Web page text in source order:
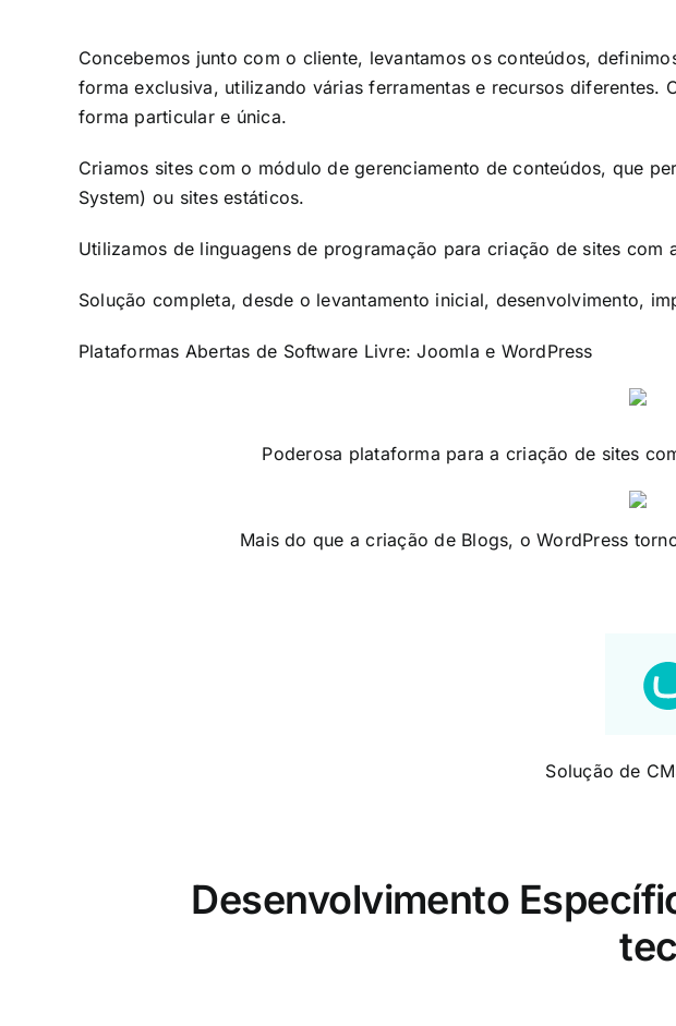
Concebemos junto com o cliente, levantamos os conteúdos,
forma exclusiva, utilizando várias ferramentas e recursos diferentes.
forma particular e única.
Criamos sites com o módulo de gerenciamento de conteúdos, que
System) ou sites estáticos.
Utilizamos de linguagens de programação para criação de sites
Solução completa, desde o levantamento inicial, desenvolvimento,
Plataformas Abertas de Software Livre: Joomla e WordPress
Poderosa plataforma para a criação de sites
Mais do que a criação de Blogs, o WordPress
Solução de
Desenvolvimento